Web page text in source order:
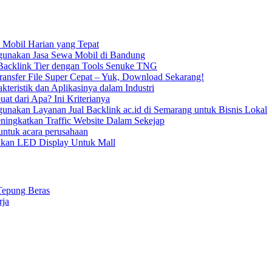
Harian yang Tepat
Jasa Sewa Mobil di Bandung
Tier dengan Tools Senuke TNG
File Super Cepat – Yuk, Download Sekarang!
dan Aplikasinya dalam Industri
dari Apa? Ini Kriterianya
Layanan Jual Backlink ac.id di Semarang untuk Bisnis Lokal
Traffic Website Dalam Sekejap
acara perusahaan
LED Display Untuk Mall
Beras